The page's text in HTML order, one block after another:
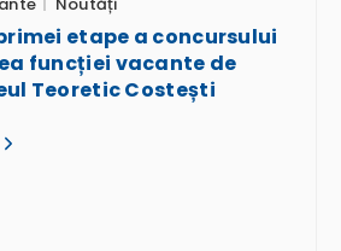
Noutăți
etape a concursului
funcției vacante de
Teoretic Costești